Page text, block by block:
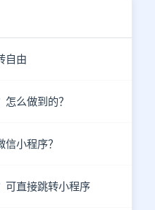
自由
么做到的？
小程序？
可直接跳转小程序